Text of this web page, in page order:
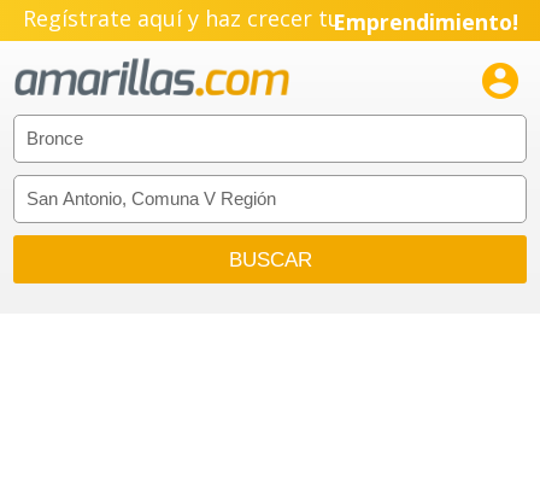
Regístrate aquí y haz crecer tuEmprendimiento!
